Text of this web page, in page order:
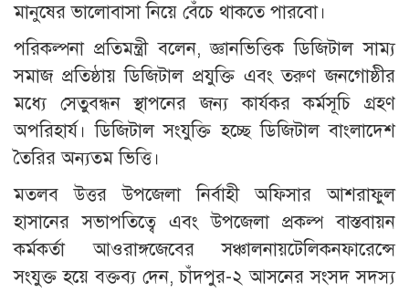
মানুষের ভালোবাসা নিয়ে বেঁচে থাকতে পারবো।
পরিকল্পনা প্রতিমন্ত্রী বলেন, জ্ঞানভিত্তিক ডিজিটাল সাম্য
সমাজ প্রতিষ্ঠায় ডিজিটাল প্রযুক্তি এবং তরুণ জনগোষ্ঠীর
মধ্যে সেতুবন্ধন স্থাপনের জন্য কার্যকর কর্মসূচি গ্রহণ
অপরিহার্য। ডিজিটাল সংযুক্তি হচ্ছে ডিজিটাল বাংলাদেশ
তৈরির অন্যতম ভিত্তি।
মতলব উত্তর উপজেলা নির্বাহী অফিসার আশরাফুল
হাসানের সভাপতিত্বে এবং উপজেলা প্রকল্প বাস্তবায়ন
কর্মকর্তা আওরাঙ্গজেবের সঞ্চালনায়টেলিকনফারেন্সে
সংযুক্ত হয়ে বক্তব্য দেন, চাঁদপুর-২ আসনের সংসদ সদস্য